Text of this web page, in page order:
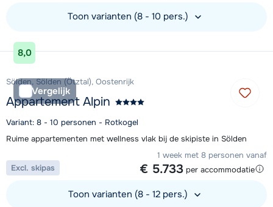
Toon varianten (8 - 10 pers.)
Bekijk accommodatie
8,0
Vergelijk
Sölden, Sölden (Ötztal), Oostenrijk
Appartement Alpin
Variant: 8 - 10 personen - Rotkogel
Ruime appartementen met wellness vlak bij de skipiste in Sölden
1 week met 8 personen vanaf
€ 5.733 per accommodatie
Excl. skipas
Toon varianten (8 - 12 pers.)